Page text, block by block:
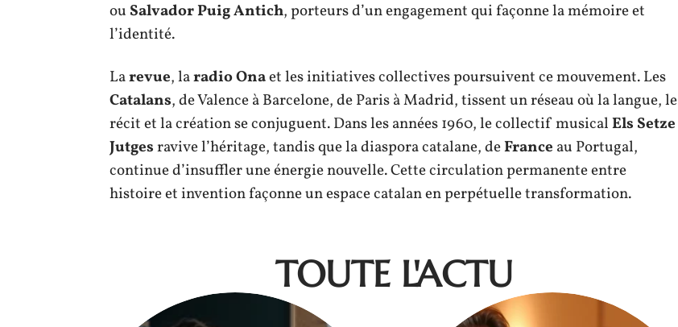
ou Salvador Puig Antich, porteurs d’un engagement qui façonne la mémoire et
l’identité.
Larevue, laradio Onaet les initiatives collectives poursuivent ce mouvement. Les
Catalans, de Valence à Barcelone, de Paris à Madrid, tissent un réseau où la langue, le
récit et la création se conjuguent. Dans les années 1960, le collectif musicalEls Setze
Jutgesravive l’héritage, tandis que la diaspora catalane, deFrance au Portugal,
continue d’insuffler une énergie nouvelle. Cette circulation permanente entre
histoire et invention façonne un espace catalan en perpétuelle transformation.
TOUTE L'ACTU